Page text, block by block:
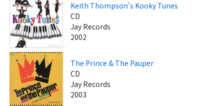
Keith Thompson's Kooky Tunes
CD
Jay Records
2002
The Prince & The Pauper
CD
Jay Records
2003